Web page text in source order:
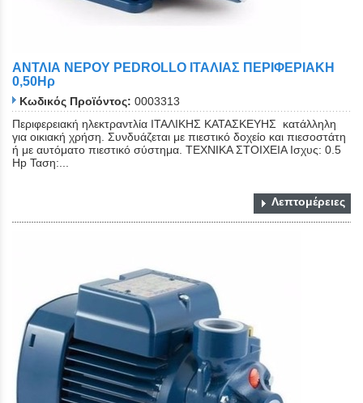
ΑΝΤΛΙΑ ΝΕΡΟΥ PEDROLLO ΙΤΑΛΙΑΣ ΠΕΡΙΦΕΡΙΑΚΗ
0,50Ηρ
Κωδικός Προϊόντος: 0003313
Περιφερειακή ηλεκτραντλία ΙΤΑΛΙΚΗΣ ΚΑΤΑΣΚΕΥΗΣ κατάλληλη
για οικιακή χρήση. Συνδυάζεται με πιεστικό δοχείο και πιεσοστάτη
ή με αυτόματο πιεστικό σύστημα. ΤΕΧΝΙΚΑ ΣΤΟΙΧΕΙΑ Ισχυς: 0.5
Hp Ταση:...
Λεπτομέρειες